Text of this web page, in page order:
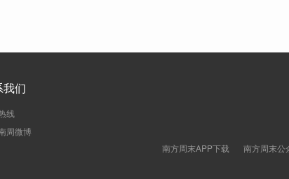
我们
线
周微博
南方周末APP下载
南方周末公